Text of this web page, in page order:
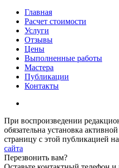
Главная
Расчет стоимости
Услуги
Отзывы
Цены
Выполненные работы
Мастера
Публикации
Контакты
При воспроизведении
обязательна установка
страницу с этой публикацией
сайта
Перезвонить вам?